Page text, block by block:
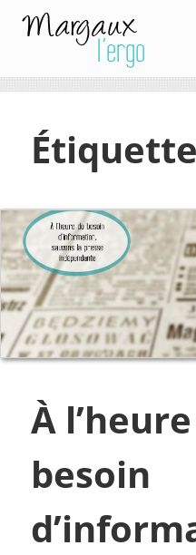
Margaux l'ergo
À
besoin